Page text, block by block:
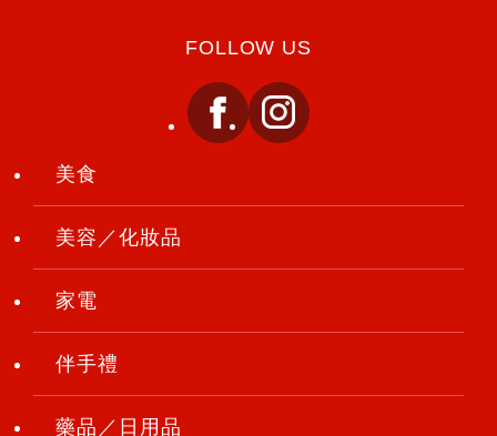
FOLLOW US
美食
美容／化妝品
家電
伴手禮
藥品／日用品